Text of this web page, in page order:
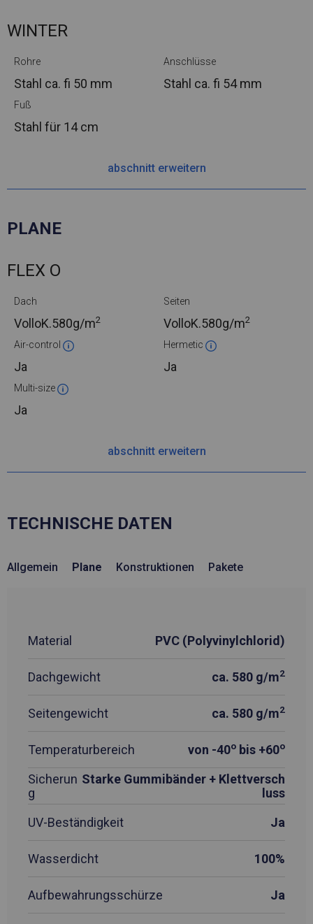
WINTER
Rohre
Stahl ca. fi 50 mm
Anschlüsse
Stahl ca. fi 54 mm
Fuß
Stahl für 14 cm
abschnitt erweitern
PLANE
FLEX O
Dach
VolloK.580g/m2
Seiten
VolloK.580g/m2
Air-control
Ja
Hermetic
Ja
Multi-size
Ja
abschnitt erweitern
TECHNISCHE DATEN
Allgemein Plane Konstruktionen Pakete
Material PVC (Polyvinylchlorid)
Dachgewicht ca. 580 g/m2
Seitengewicht ca. 580 g/m2
Temperaturbereich von -40o bis +60o
Sicherun
g
Starke Gummibänder + Klettversch
luss
UV-Beständigkeit
Ja
Wasserdicht 100%
Aufbewahrungsschürze Ja